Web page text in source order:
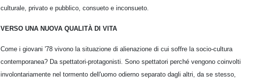
culturale, privato e pubblico, consueto e inconsueto.
VERSO UNA NUOVA QUALITÀ DI VITA
Come i giovani '78 vivono la situazione di alienazione di cui soffre la socio-cultura
contemporanea? Da spettatori-protagonisti. Sono spettatori perché vengono coinvolti
involontariamente nel tormento dell'uomo odierno separato dagli altri, da se stesso,